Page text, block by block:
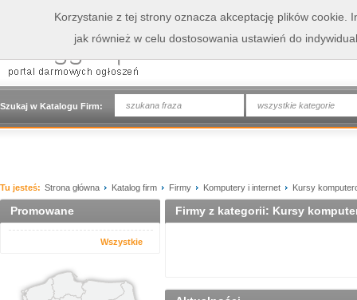
Szukaj w Katalogu Firm: wszystkie kategorie
Tu jesteś: Strona główna Katalog firm Firmy Komputery i internet Kursy
Promowane
Wszystkie
Firmy z kategorii: Kursy
Korzystanie z tej strony oznacza akceptację plików cookie.
jak również w celu dostosowania ustawień do